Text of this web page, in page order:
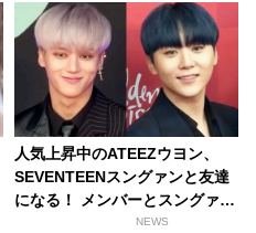
人気上昇中のATEEZウヨン、
SEVENTEENスングァンと友達
になる！ メンバーとスングァン
どっちを取る？ 新人ながら豪華
NEWS